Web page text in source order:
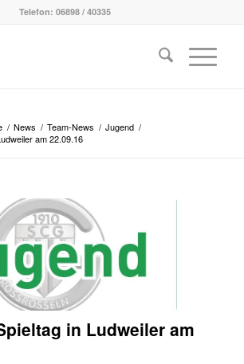
Telefon: 06898 / 40335
/ News / Team-News / Jugend /
am 22.09.16
in Ludweiler am